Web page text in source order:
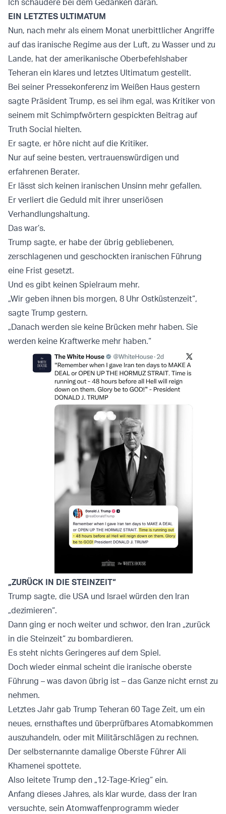
Ich schaudere bei dem Gedanken daran.
EIN LETZTES ULTIMATUM
Nun, nach mehr als einem Monat unerbittlicher Angriffe
auf das iranische Regime aus der Luft, zu Wasser und zu
Lande, hat der amerikanische Oberbefehlshaber
Teheran ein klares und letztes Ultimatum gestellt.
Bei seiner Pressekonferenz im Weißen Haus gestern
sagte Präsident Trump, es sei ihm egal, was Kritiker von
seinem mit Schimpfwörtern gespickten Beitrag auf
Truth Social hielten.
Er sagte, er höre nicht auf die Kritiker.
Nur auf seine besten, vertrauenswürdigen und
erfahrenen Berater.
Er lässt sich keinen iranischen Unsinn mehr gefallen.
Er verliert die Geduld mit ihrer unseriösen
Verhandlungshaltung.
Das war’s.
Trump sagte, er habe der übrig gebliebenen,
zerschlagenen und geschockten iranischen Führung
eine Frist gesetzt.
Und es gibt keinen Spielraum mehr.
„Wir geben ihnen bis morgen, 8 Uhr Ostküstenzeit“,
sagte Trump gestern.
„Danach werden sie keine Brücken mehr haben. Sie
werden keine Kraftwerke mehr haben.“
„ZURÜCK IN DIE STEINZEIT“
Trump sagte, die USA und Israel würden den Iran
„dezimieren“.
Dann ging er noch weiter und schwor, den Iran „zurück
in die Steinzeit“ zu bombardieren.
Es steht nichts Geringeres auf dem Spiel.
Doch wieder einmal scheint die iranische oberste
Führung – was davon übrig ist – das Ganze nicht ernst zu
nehmen.
Letztes Jahr gab Trump Teheran 60 Tage Zeit, um ein
neues, ernsthaftes und überprüfbares Atomabkommen
auszuhandeln, oder mit Militärschlägen zu rechnen.
Der selbsternannte damalige Oberste Führer Ali
Khamenei spottete.
Also leitete Trump den „12-Tage-Krieg“ ein.
Anfang dieses Jahres, als klar wurde, dass der Iran
versuchte, sein Atomwaffenprogramm wieder